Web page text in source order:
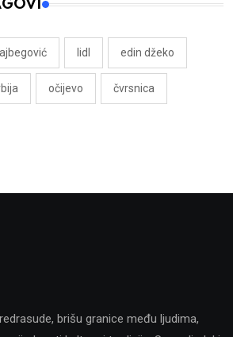
lidl edin džeko
očijevo čvrsnica
brišu granice među ljudima,